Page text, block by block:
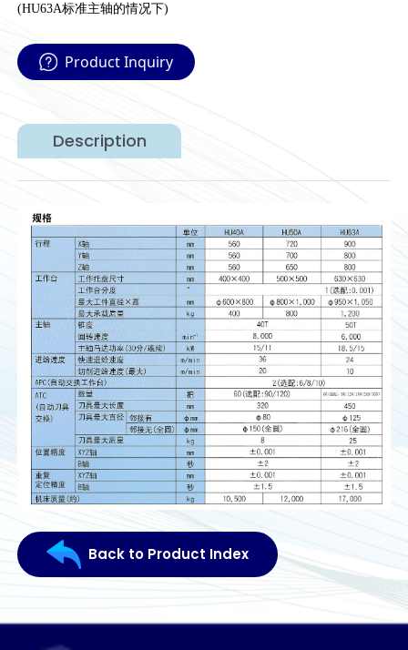
(HU63A标准主轴的情况下)
Product Inquiry
Description
Back to Product Index